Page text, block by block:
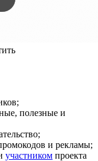
полезные и
и рекламы;
участником проекта